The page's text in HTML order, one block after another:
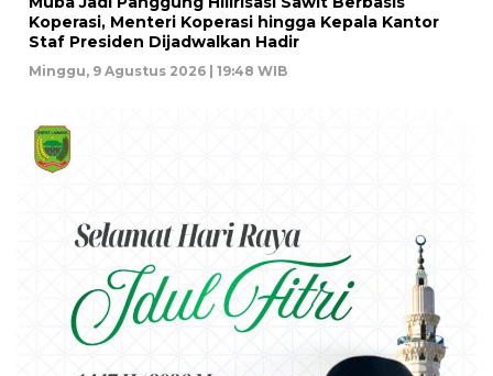
Koperasi, Menteri Koperasi hingga Kepala Kantor
Staf Presiden Dijadwalkan Hadir
Minggu, 9 Agustus 2026 | 19:48 WIB